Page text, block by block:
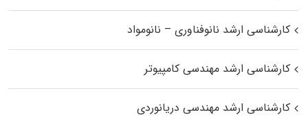
کارشناسی ارشد نانوفناوری – نانومواد
کارشناسی ارشد مهندسی کامپیوتر
کارشناسی ارشد مهندسی دریانوردی